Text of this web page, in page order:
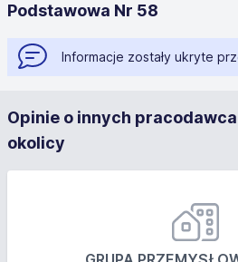
Podstawowa Nr 58
Informacje zostały ukryte
Opinie o innych
okolicy